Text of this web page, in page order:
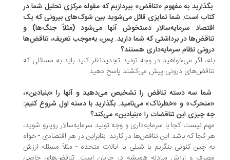
به مفهوم «تناقض» بپردازیم که مقوله مرکزی تحلیل شما در
است. شما تمایزی قائل می‌شوید بین شوک‌های بیرونی که یک
سرمایه‌سالار دستخوش آنها می‌شود (مثلاً جنگ‌ها) و
در برداشتی که شما دارید. پس، به‌موجب تعریف، تناقض‌ها
نظام سرمایه‌داری هستند؟
اگر می‌خواهید در وجه تولید تجدیدنظر کنید باید به مسائلی که
درونی پیش می‌کشند پاسخ دهید.
سه دسته تناقض را تشخیص می‌دهید و آنها را «بنیادین»،
و «خطرناک» می‌نامید. بگذارید با دسته اول شروع کنیم:
چیزی این تناقضات را «بنیادین» می‌کند؟
نیست کجا با سرمایه‌داری و وجه تولید سرمایه‌سالار رویارو شوید،
کجا که باشد این تناقض‌ها در کارند. بنابراین در هر اقتصادی - خواه
چین کنونی بنگریم یا شیلی یا ایالات متحده - مثلاً مسئله ارزش